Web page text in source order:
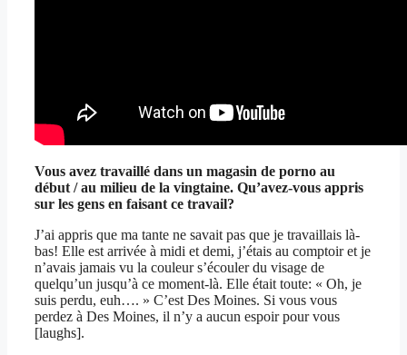
Vous avez travaillé dans un magasin de porno au
début / au milieu de la vingtaine. Qu’avez-vous appris
sur les gens en faisant ce travail?
J’ai appris que ma tante ne savait pas que je travaillais là-
bas! Elle est arrivée à midi et demi, j’étais au comptoir et je
n’avais jamais vu la couleur s’écouler du visage de
quelqu’un jusqu’à ce moment-là. Elle était toute: « Oh, je
suis perdu, euh…. » C’est Des Moines. Si vous vous
perdez à Des Moines, il n’y a aucun espoir pour vous
[laughs].